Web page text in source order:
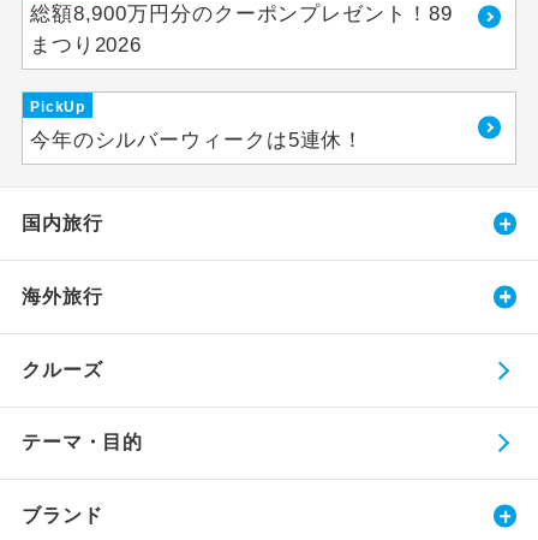
総額8,900万円分のクーポンプレゼント！89
まつり2026
PickUp
今年のシルバーウィークは5連休！
国内旅行
海外旅行
クルーズ
テーマ・目的
ブランド